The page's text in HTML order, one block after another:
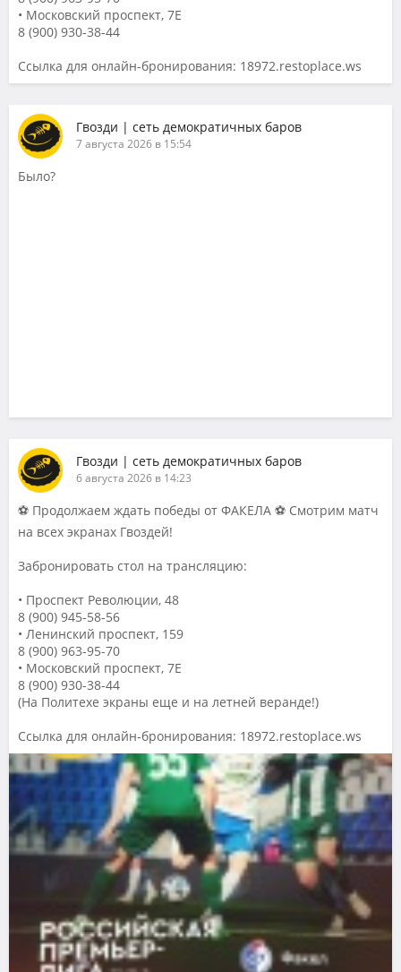
• Московский проспект, 7Е
8 (900) 930-38-44
Ссылка для онлайн-бронирования: 18972.restoplace.ws
Гвозди | сеть демократичных баров
7 августа 2026 в 15:54
Было?
Гвозди | сеть демократичных баров
6 августа 2026 в 14:23
⚽️ Продолжаем ждать победы от ФАКЕЛА ⚽️ Смотрим матч
на всех экранах Гвоздей!
Забронировать стол на трансляцию:
• Проспект Революции, 48
8 (900) 945-58-56
• Ленинский проспект, 159
8 (900) 963-95-70
• Московский проспект, 7Е
8 (900) 930-38-44
(На Политехе экраны еще и на летней веранде!)
Ссылка для онлайн-бронирования: 18972.restoplace.ws